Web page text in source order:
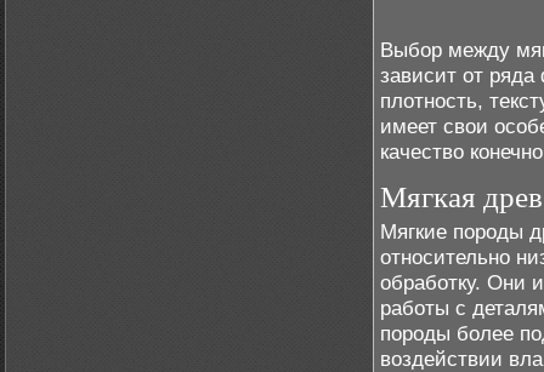
Выбор между
зависит от
плотность,
имеет свои
качество
Мягкая
Мягкие породы
относительно
обработку. Они
работы с
породы более
воздействии